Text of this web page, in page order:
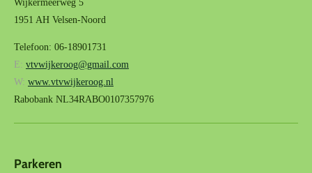
Wijkermeerweg 5
1951 AH Velsen-Noord
Telefoon: 06-18901731
E: vtvwijkeroog@gmail.com
W: www.vtvwijkeroog.nl
Rabobank NL34RABO0107357976
Parkeren